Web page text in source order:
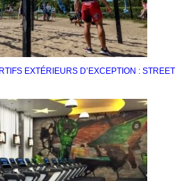
EXTÉRIEURS D’EXCEPTION : STREET